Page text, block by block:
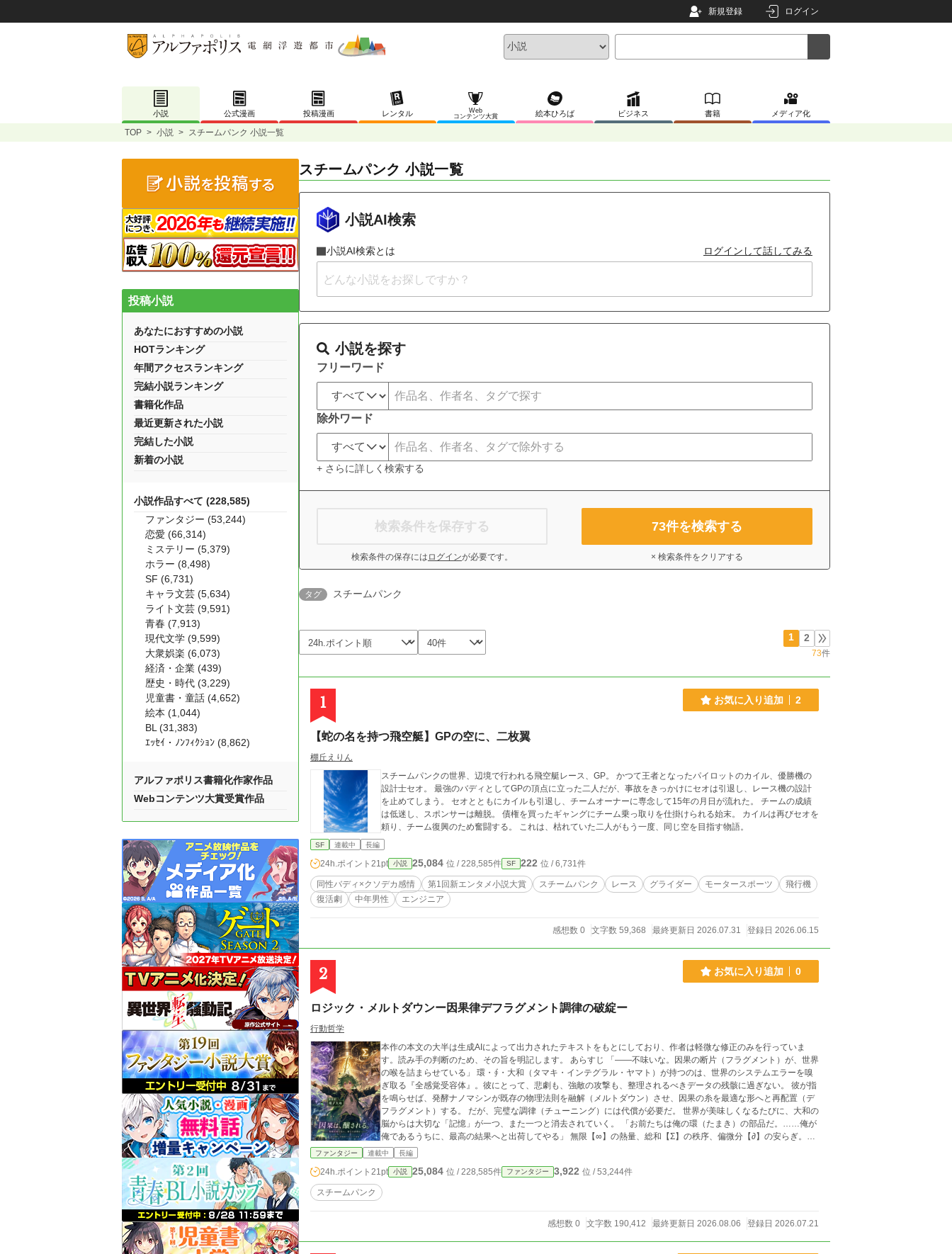
新規登録 ログイン
小説 公式漫画 投稿漫画 レンタル
Web
コンテンツ大賞
絵本ひろば ビジネス 書籍 メディア化
TOP > 小説 > スチームパンク 小説一覧
スチームパンク 小説一覧
小説AI検索
小説AI検索とは ログインして話してみる
小説を探す
フリーワード
除外ワード
+ さらに詳しく検索する
検索条件を保存する
検索条件の保存には ログインが必要です。
73件を検索する
× 検索条件をクリアする
タグ スチームパンク
1 2
73件
1 お気に入り追加 2
【蛇の名を持つ飛空艇】GPの空に、二枚翼
棚丘えりん
スチームパンクの世界、辺境で行われる飛空艇レース、GP。 かつて王者となったパイロットのカイル、優勝機の
設計士セオ。 最強のバディとしてGPの頂点に立った二人だが、事故をきっかけにセオは引退し、レース機の設計
を止めてしまう。 セオとともにカイルも引退し、チームオーナーに専念して15年の月日が流れた。 チームの成績
は低迷し、スポンサーは離脱。 債権を買ったギャングにチーム乗っ取りを仕掛けられる始末。 カイルは再びセオを
頼り、チーム復興のため奮闘する。 これは、枯れていた二人がもう一度、同じ空を目指す物語。
SF 連載中 長編
24h.ポイント 21pt 小説 25,084 位 / 228,585件 SF 222 位 / 6,731件
同性バディ×クソデカ感情 第1回新エンタメ小説大賞 スチームパンク レース グライダー モータースポーツ
飛行機
復活劇
中年男性 エンジニア
感想数 0 文字数 59,368 最終更新日 2026.07.31 登録日 2026.06.15
2 お気に入り追加 0
ロジック・メルトダウンー因果律デフラグメント調律の破綻ー
行動哲学
本作の本文の大半は生成AIによって出力されたテキストをもとにしており、作者は軽微な修正のみを行っていま
す。読み手の判断のため、その旨を明記します。 あらすじ 「――不味いな。因果の断片（フラグメント）が、世界
の喉を詰まらせている」 環・∮・大和（タマキ・インテグラル・ヤマト）が持つのは、世界のシステムエラーを嗅
ぎ取る『全感覚受容体』。彼にとって、悲劇も、強敵の攻撃も、整理されるべきデータの残骸に過ぎない。 彼が指
を鳴らせば、発酵ナノマシンが既存の物理法則を融解（メルトダウン）させ、因果の糸を最適な形へと再配置（デ
フラグメント）する。 だが、完璧な調律（チューニング）には代償が必要だ。 世界が美味しくなるたびに、大和の
脳からは大切な「記憶」が一つ、また一つと消去されていく。 「お前たちは俺の環（たまき）の部品だ。……俺が
俺であるうちに、最高の結果へと出荷してやる」 無限【∞】の熱量、総和【Σ】の秩序、偏微分【∂】の安らぎ。三
人の少女を従えた傲慢なる調律者が、19世紀の亡霊『機械王』の静止した論理をブチ破る。 加速する能作（エグゼ
ファンタジー 連載中 長編
24h.ポイント 21pt 小説 25,084 位 / 228,585件 ファンタジー 3,922 位 / 53,244件
スチームパンク
感想数 0 文字数 190,412 最終更新日 2026.08.06 登録日 2026.07.21
投稿小説
あなたにおすすめの小説
HOTランキング
年間アクセスランキング
完結小説ランキング
書籍化作品
最近更新された小説
完結した小説
新着の小説
小説作品すべて (228,585)
ファンタジー (53,244)
恋愛 (66,314)
ミステリー (5,379)
ホラー (8,498)
SF (6,731)
キャラ文芸 (5,634)
ライト文芸 (9,591)
青春 (7,913)
現代文学 (9,599)
大衆娯楽 (6,073)
経済・企業 (439)
歴史・時代 (3,229)
児童書・童話 (4,652)
絵本 (1,044)
BL (31,383)
ｴｯｾｲ・ﾉﾝﾌｨｸｼｮﾝ (8,862)
アルファポリス書籍化作家作品
Webコンテンツ大賞受賞作品